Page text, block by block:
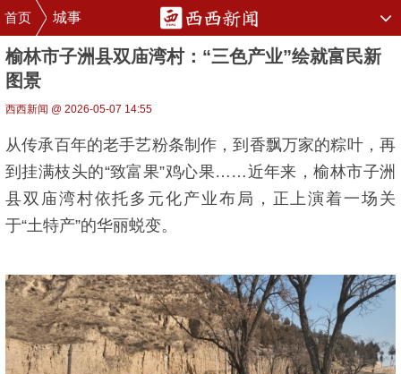
首页 城事
榆林市子洲县双庙湾村：“三色产业”绘就富民新
图景
西西新闻 @ 2026-05-07 14:55
从传承百年的老手艺粉条制作，到香飘万家的粽叶，再
到挂满枝头的“致富果”鸡心果……近年来，榆林市子洲
县双庙湾村依托多元化产业布局，正上演着一场关
于“土特产”的华丽蜕变。